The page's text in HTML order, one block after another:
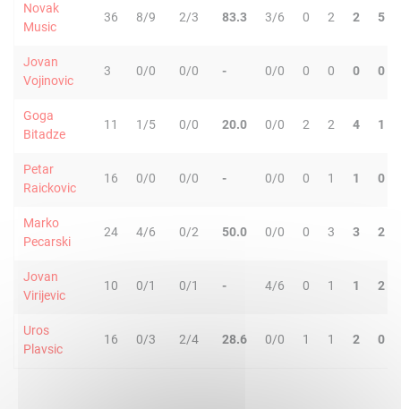
Novak
Music
36 8/9 2/3 83.3 3/6 0 2 2 5
Jovan
Vojinovic
3 0/0 0/0 - 0/0 0 0 0 0
Goga
Bitadze
11 1/5 0/0 20.0 0/0 2 2 4 1
Petar
Raickovic
16 0/0 0/0 - 0/0 0 1 1 0
Marko
Pecarski
24 4/6 0/2 50.0 0/0 0 3 3 2
Jovan
Virijevic
10 0/1 0/1 - 4/6 0 1 1 2
Uros
Plavsic
16 0/3 2/4 28.6 0/0 1 1 2 0